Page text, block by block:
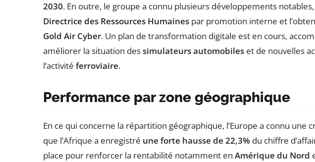
2030. En outre, le groupe a connu plusieurs développements
Directrice des Ressources Humaines par promotion interne et
Gold Air Cyber. Un plan de transformation digitale est en cours,
améliorer la situation dessimulateurs automobiles et de nouvelles
l’activité ferroviaire.
Performance par zone géographique
En ce qui concerne la répartition géographique, l’Europe a connu une
que l’Afrique a enregistré une forte hausse de 22,3% du chiffre
place pour renforcer la rentabilité notamment en Amérique du Nord